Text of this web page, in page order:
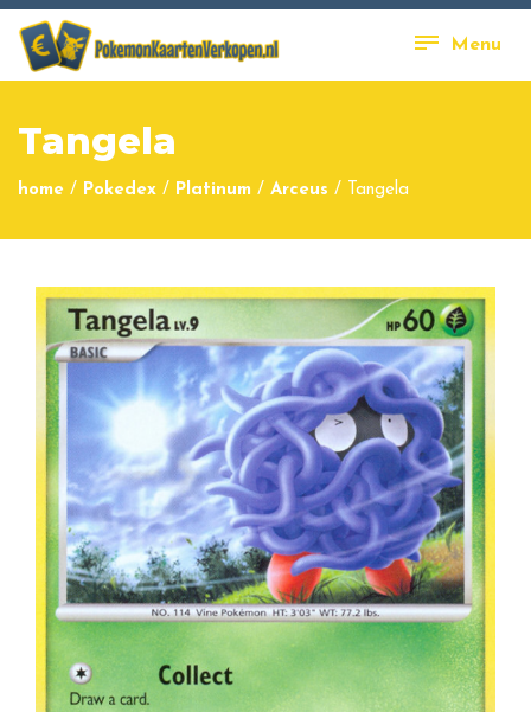
Menu
Tangela
home / Pokedex / Platinum / Arceus / Tangela